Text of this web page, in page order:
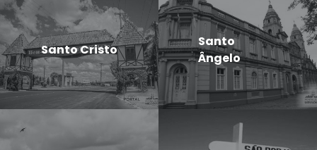
Santo Cristo
Santo
Ângelo